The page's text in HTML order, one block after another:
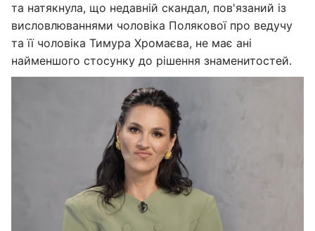
та натякнула, що недавній скандал, пов'язаний із
висловлюваннями чоловіка Полякової про ведучу
та її чоловіка Тимура Хромаєва, не має ані
найменшого стосунку до рішення знаменитостей.